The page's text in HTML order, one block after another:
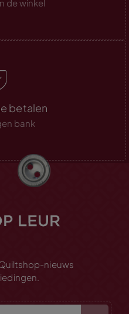
de winkel
betalen
bank
nieuws